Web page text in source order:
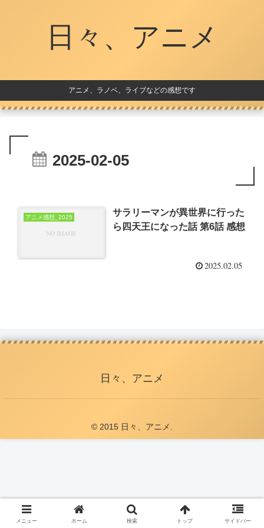
日々、アニメ
アニメ、ラノベ、ライブなどの感想です
2025-02-05
アニメ感想_2025
サラリーマンが異世界に行った
ら四天王になった話 第6話 感想
2025.02.05
日々、アニメ
© 2015 日々、アニメ.
メニュー ホーム 検索 トップ サイドバー